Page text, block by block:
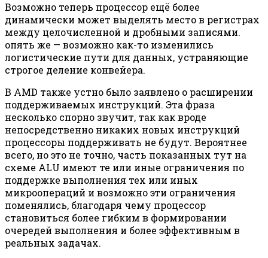
Возможно теперь процессор ещё более
динамически может выделять место в регистрах
между целочисленной и дробными записями.
опять же — возможно как-то изменились
логистические пути для данных, устраняющие
строгое деление конвейера.
В AMD также устно было заявлено о расширении
поддерживаемых инструкций. Эта фраза
несколько спорно звучит, так как вроде
непосредственно никаких новых инструкций
процессоры поддерживать не будут. Вероятнее
всего, но это не точно, часть показанных тут на
схеме ALU имеют те или иные ограничения по
поддержке выполнения тех или иных
микроопераций и возможно эти ограничения
поменялись, благодаря чему процессор
становиться более гибким в формировании
очередей выполнения и более эффективным в
реальных задачах.